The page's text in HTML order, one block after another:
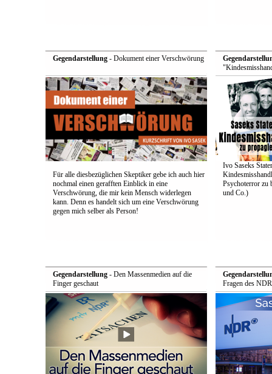
Gegendarstellung- Dokument einer Verschwörung
Für alle diesbezüglichen Skeptiker gebe ich auch hier
nochmal einen gerafften Einblick in eine
Verschwörung, die mir kein Mensch widerlegen
kann. Denn es handelt sich um eine Verschwörung
gegen mich selber als Person!
Ivo Saseks
Psychoterror zu
und Co.)
Gegendarstellung- Den Massenmedien auf die
Finger geschaut
Fragen des